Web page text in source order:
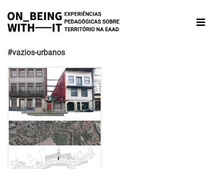
#vazios-urbanos